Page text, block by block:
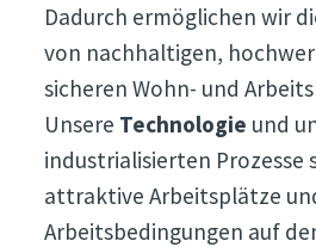
Dadurch ermöglichen wir
von nachhaltigen,
sicheren Wohn- und
Unsere Technologie und
industrialisierten Prozesse
attraktive Arbeitsplätze
Arbeitsbedingungen auf